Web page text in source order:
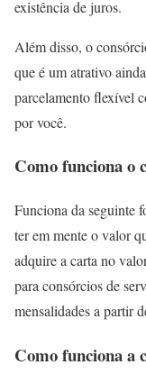
existência de juros.
Além disso, o
que é um atrativo
parcelamento flexível
por você.
Como funciona o
Funciona da seguinte
ter em mente o valor
adquire a carta no
para consórcios de
mensalidades a partir
Como funciona a